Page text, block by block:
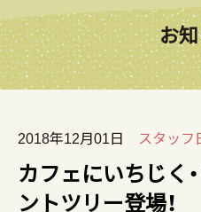
お
2018年12月01日 スタッフ
カフェにいちじく
ントツリー登場！